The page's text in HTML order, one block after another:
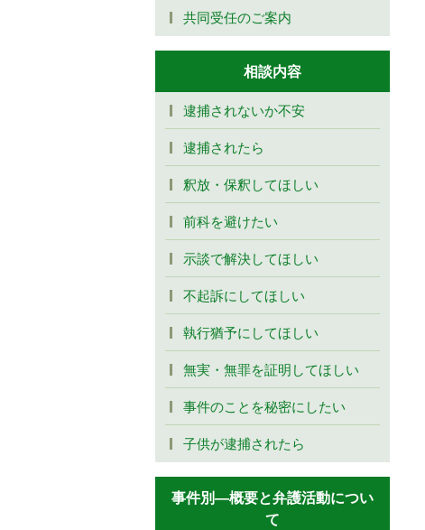
共同受任のご案内
相談内容
逮捕されないか不安
逮捕されたら
釈放・保釈してほしい
前科を避けたい
示談で解決してほしい
不起訴にしてほしい
執行猶予にしてほしい
無実・無罪を証明してほしい
事件のことを秘密にしたい
子供が逮捕されたら
事件別―概要と弁護活動につい
て